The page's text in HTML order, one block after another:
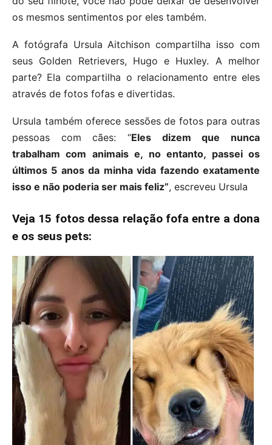
os mesmos sentimentos por eles também.
A fotógrafa Ursula Aitchison compartilha isso com
seus Golden Retrievers, Hugo e Huxley. A melhor
parte? Ela compartilha o relacionamento entre eles
através de fotos fofas e divertidas.
Ursula também oferece sessões de fotos para outras
pessoas com cães: “Eles dizem que nunca
trabalham com animais e, no entanto, passei os
últimos 5 anos da minha vida fazendo exatamente
isso e não poderia ser mais feliz”, escreveu Ursula
Veja 15 fotos dessa relação fofa entre a dona
e os seus pets: